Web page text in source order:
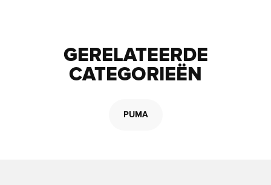
GERELATEERDE
CATEGORIEËN
PUMA